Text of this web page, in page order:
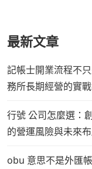
最新文章
記帳士開業流程不
務所長期經營的實
行號 公司怎麼選：
的營運風險與未來
obu 意思不是外匯